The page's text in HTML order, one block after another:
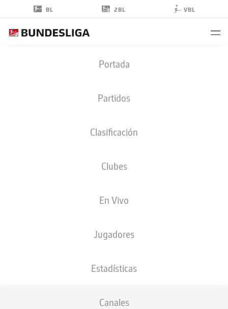
BL 2BL VBL
Portada
Partidos
Clasificación
Clubes
En Vivo
Jugadores
Estadísticas
Canales
18.03.2001
TAMAÑO